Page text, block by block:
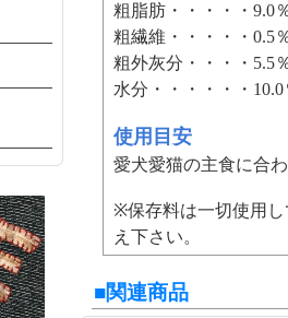
粗脂肪・・・・・9.0
粗繊維・・・・・0.5
粗外灰分・・・・5.5
水分・・・・・・
使用目安
愛犬愛猫の主食に合
※保存料は一切使用
え下さい。
■関連商品